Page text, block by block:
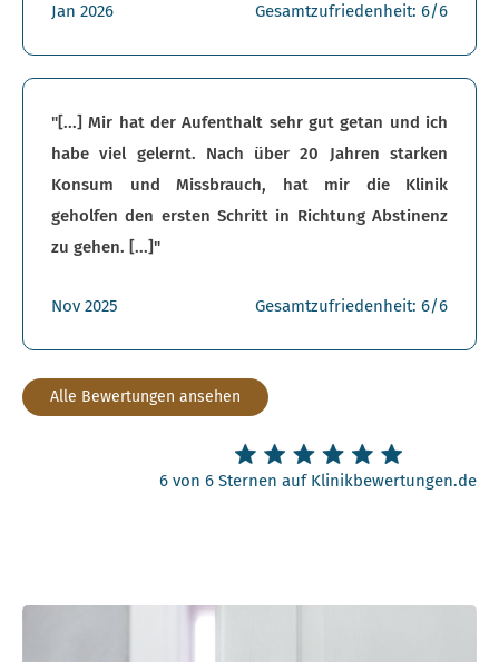
Jan 2026 Gesamtzufriedenheit: 6/6
"[...] Mir hat der Aufenthalt sehr gut getan und ich
habe viel gelernt. Nach über 20 Jahren starken
Konsum und Missbrauch, hat mir die Klinik
geholfen den ersten Schritt in Richtung Abstinenz
zu gehen. [...]"
Nov 2025 Gesamtzufriedenheit: 6/6
Alle Bewertungen ansehen
6 von 6 Sternen auf Klinikbewertungen.de